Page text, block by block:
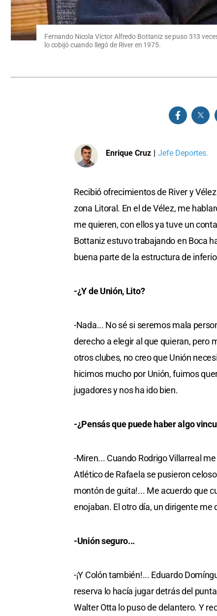
Fernando Nicola Víctor Alfredo Bottaniz se puso 313
lo cobijó cuando llegó de River en 1975.
Enrique Cruz | Jefe Deportes.
Recibió ofrecimientos de River y
zona Litoral. En el de Vélez, me
me quieren, con ellos ya tuve un
Bottaniz estuvo trabajando en Boca
buena parte de la estructura de
-¿Y de Unión, Lito?
-Nada... No sé si seremos mala
derecho a elegir al que quieran, pero
otros clubes, no creo que Unión
hicimos mucho por Unión, fuimos
jugadores y nos ha ido bien.
-¿Pensás que puede haber algo
-Miren... Cuando Rodrigo Villarreal
Atlético de Rafaela se pusieron
montón de guita!... Me acuerdo que
enojaban. El otro día, un dirigente me
-Unión seguro...
-¡Y Colón también!... Eduardo
reserva lo hacía jugar detrás del
Walter Otta lo puso de delantero. Y